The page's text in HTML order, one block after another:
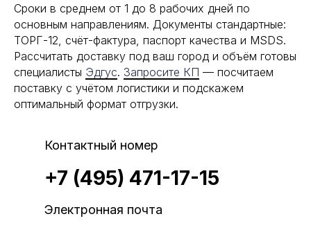
Сроки в среднем от 1 до 8 рабочих дней по
основным направлениям. Документы стандартные:
ТОРГ-12, счёт-фактура, паспорт качества и MSDS.
Рассчитать доставку под ваш город и объём готовы
специалисты Эдгус. Запросите КП — посчитаем
поставку с учётом логистики и подскажем
оптимальный формат отгрузки.
Контактный номер
+7 (495) 471-17-15
Электронная почта